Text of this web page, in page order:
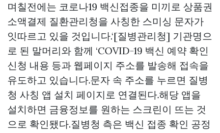
며칠전에는 코로나19 백신접종을 미끼로 상품권
소액결제 질환관리청을 사칭한 스미싱 문자가
잇따르고 있을 것입니다.‘[질병관리청] 기관명으
로 된 말머리와 함께 ‘COVID-19 백신 예약 확인
신청 내용 등과 웹페이지 주소를 발송해 접속을
유도하고 있습니다.문자 속 주소를 누르면 질병
청 사칭 앱 설치 페이지로 연결된다.해당 앱을
설치하면 금융정보를 원하는 스크린이 뜨는 것
으로 확인됐다.질병청 측은 백신 접종 확인 공정